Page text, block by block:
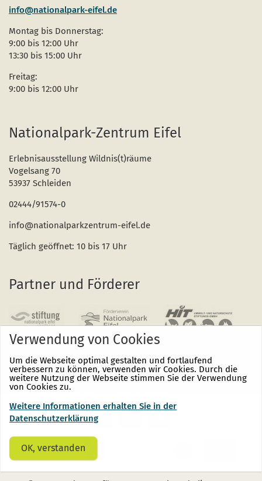
info@nationalpark-eifel.de
Montag bis Donnerstag:
9:00 bis 12:00 Uhr
13:30 bis 15:00 Uhr
Freitag:
9:00 bis 12:00 Uhr
Nationalpark-Zentrum Eifel
Erlebnisausstellung Wildnis(t)räume
Vogelsang 70
53937 Schleiden
02444/91574-0
info@nationalparkzentrum-eifel.de
Täglich geöffnet: 10 bis 17 Uhr
Partner und Förderer
Nationalpark
einem
Nationalpark
einem
Nationalpark
einem
Verwendung von Cookies
Um die Webseite optimal gestalten und fortlaufend
verbessern zu können, verwenden wir Cookies. Durch die
weitere Nutzung der Webseite stimmen Sie der Verwendung
von Cookies zu.
Weitere Informationen erhalten Sie in der
Datenschutzerklärung
OK, verstanden